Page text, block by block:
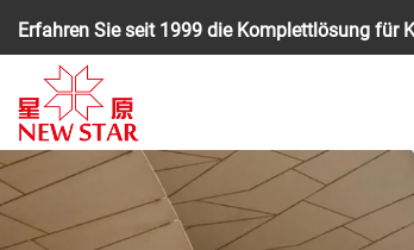
Erfahren Sie seit 1999 die Komplettlösung für